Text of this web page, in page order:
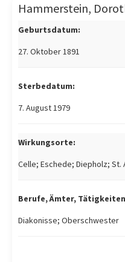
Hammerstein,
Geburtsdatum:
27. Oktober 1891
Sterbedatum:
7. August 1979
Wirkungsorte:
Celle; Eschede; Diepholz;
Berufe, Ämter,
Diakonisse; Oberschwester